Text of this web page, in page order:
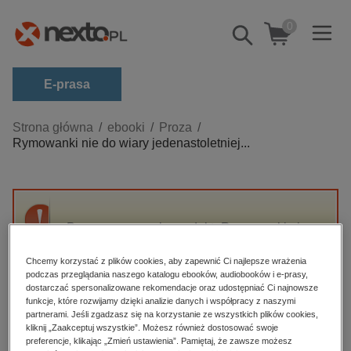
Pokaż/schowaj
wyszukiwarkę
0
E-prasa
Kategorie
Zobacz wszystkie E-prasa
budownictwo, aranżacja wnętrz
dzienniki
edukacja
hobby, sport, rozrywka
komputery, internet, technologie, informatyka
Strona główna ebooki
Proza
Rymowanki nie do wiary jedenastoletniej...
Przepraszamy, ale produkt „Rymowanki nie
dostępny.
High-contrast mode
Polecane
Chcemy korzystać z plików cookies, aby zapewnić Ci najlepsze wrażenia
podczas przeglądania naszego katalogu ebooków, audiobooków i e-prasy,
dostarczać spersonalizowane rekomendacje oraz udostępniać Ci najnowsze
funkcje, które rozwijamy dzięki analizie danych i współpracy z naszymi
partnerami. Jeśli zgadzasz się na korzystanie ze wszystkich plików cookies,
kliknij „Zaakceptuj wszystkie”. Możesz również dostosować swoje
preferencje, klikając „Zmień ustawienia”. Pamiętaj, że zawsze możesz